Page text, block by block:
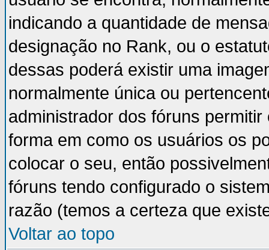
indicando a quantidade de
designação no Rank, ou o
dessas poderá existir uma
normalmente única ou
administrador dos fóruns
forma em como os usuários os
colocar o seu, então
fóruns tendo configurado o
razão (temos a certeza que
Voltar ao topo